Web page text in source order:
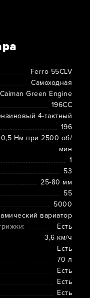
Ferro 55CLV
Самоходная
Caiman Green Engine
196CC
4-тактный
196
Нм при 2500 об/
мин
1
53
25-80 мм
55
5000
вариатор
Есть
3,6 км/ч
Есть
70 л
Есть
Есть
Есть